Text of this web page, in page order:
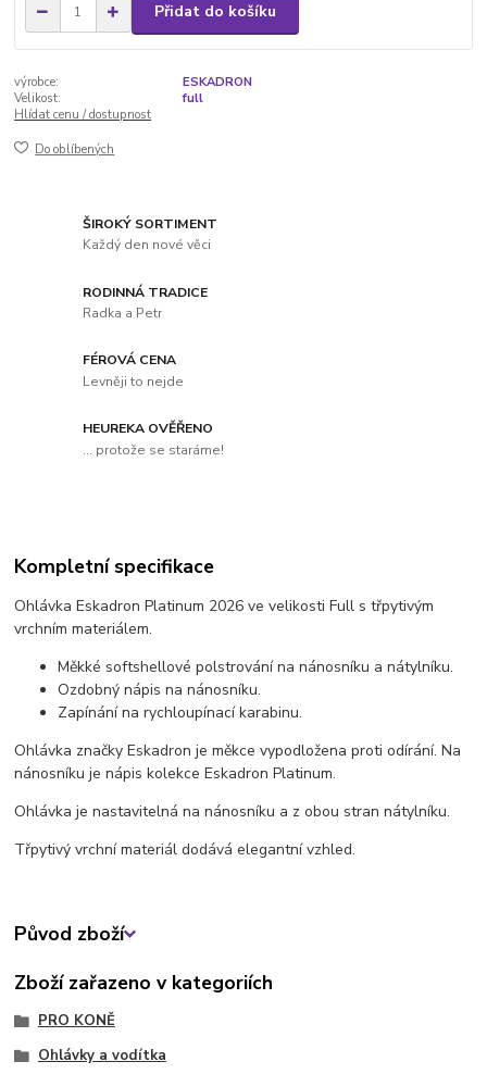
Přidat do košíku
výrobce:
ESKADRON
Velikost:
full
Hlídat cenu / dostupnost
Do oblíbených
ŠIROKÝ SORTIMENT
Každý den nové věci
RODINNÁ TRADICE
Radka a Petr
FÉROVÁ CENA
Levněji to nejde
HEUREKA OVĚŘENO
... protože se staráme!
Kompletní specifikace
Ohlávka Eskadron Platinum 2026 ve velikosti Full s třpytivým
vrchním materiálem.
Měkké softshellové polstrování na nánosníku a nátylníku.
Ozdobný nápis na nánosníku.
Zapínání na rychloupínací karabinu.
Ohlávka značky Eskadron je měkce vypodložena proti odírání. Na
nánosníku je nápis kolekce Eskadron Platinum.
Ohlávka je nastavitelná na nánosníku a z obou stran nátylníku.
Třpytivý vrchní materiál dodává elegantní vzhled.
Původ zboží
Zboží zařazeno v kategoriích
PRO KONĚ
Ohlávky a vodítka